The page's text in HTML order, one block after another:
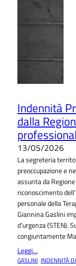
Indennità
dalla
13/05/2026
La segreteria
preoccupazione e
assunta da
riconoscimento
personale della
Giannina Gaslini
d’urgenza (STEN).
congiuntamente
Leggi…
GASLINI, INDENNITÀ